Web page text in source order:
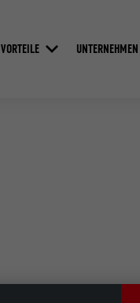
VORTEILE UNTERNEHMEN